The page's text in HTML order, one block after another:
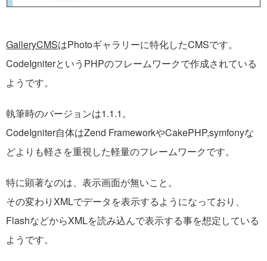
GalleryCMSはPhotoギャラリーに特化したCMSです。
CodeIgniterというPHPのフレームワークで作成されている
ようです。
執筆時のバージョンは1.1.1。
CodeIgniter自体はZend FrameworkやCakePHP,symfonyな
どよりも軽さを重視した軽量のフレームワークです。
特に顕著なのは、表示画面が無いこと。
その変わりXMLでデータを表示するようになっており、
FlashなどからXMLを読み込んで表示する事を想定している
ようです。